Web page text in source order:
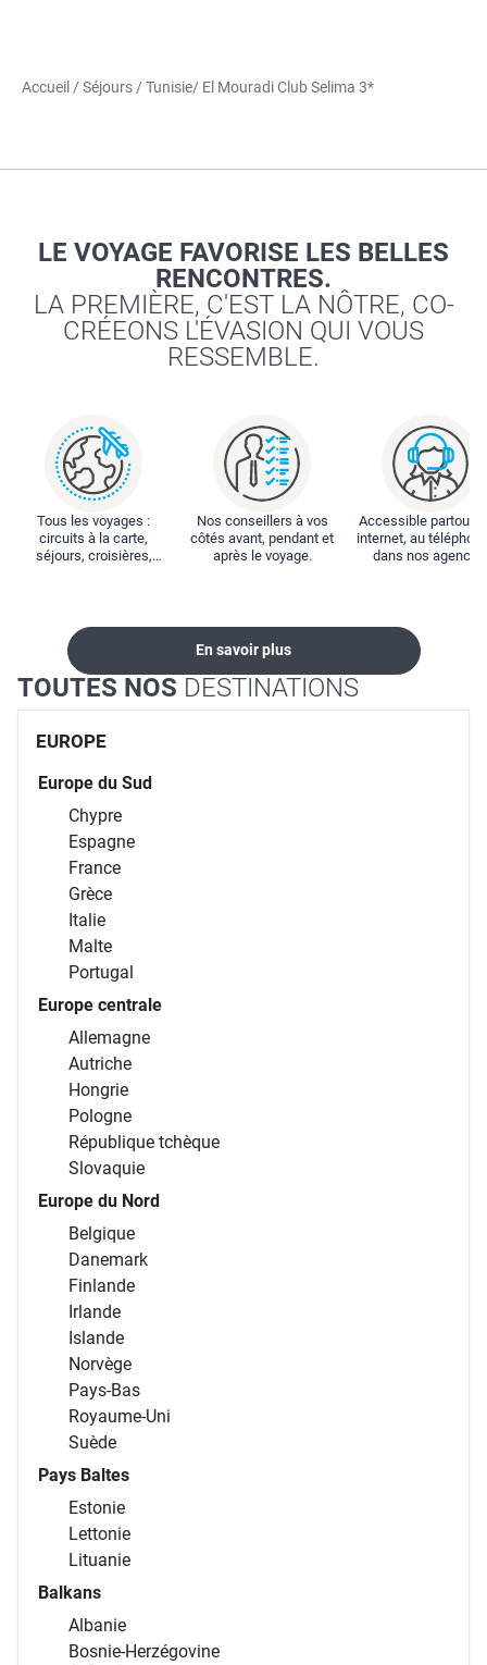
Accueil /Séjours /Tunisie/ El Mouradi Club Selima 3*
LE VOYAGE FAVORISE LES BELLES
RENCONTRES.
LA PREMIÈRE, C'EST LA NÔTRE, CO-
CRÉEONS L'ÉVASION QUI VOUS
RESSEMBLE.
Tous les voyages :
circuits à la carte,
séjours, croisières,
Nos conseillers à vos
côtés avant, pendant et
après le voyage.
Accessible partout :
internet, au
dans nos
En savoir plus
TOUTES NOS DESTINATIONS
EUROPE
Europe du Sud
Chypre
Espagne
France
Grèce
Italie
Malte
Portugal
Europe centrale
Allemagne
Autriche
Hongrie
Pologne
République tchèque
Slovaquie
Europe du Nord
Belgique
Danemark
Finlande
Irlande
Islande
Norvège
Pays-Bas
Royaume-Uni
Suède
Pays Baltes
Estonie
Lettonie
Lituanie
Balkans
Albanie
Bosnie-Herzégovine